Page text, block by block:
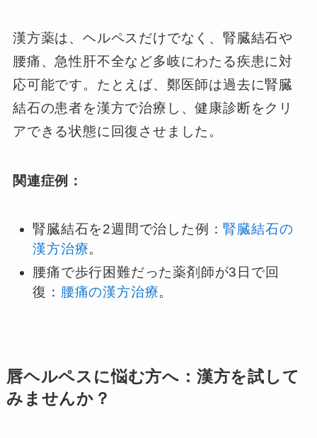
漢方薬は、ヘルペスだけでなく、腎臓結石や
腰痛、急性肝不全など多岐にわたる疾患に対
応可能です。たとえば、鄭医師は過去に腎臓
結石の患者を漢方で治療し、健康診断をクリ
アできる状態に回復させました。
関連症例：
腎臓結石を2週間で治した例：腎臓結石の
漢方治療。
腰痛で歩行困難だった薬剤師が3日で回
復： 腰痛の漢方治療。
唇ヘルペスに悩む方へ：漢方を試して
みませんか？